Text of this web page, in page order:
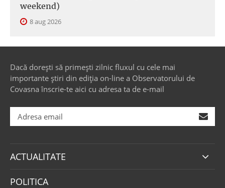
weekend)
8 aug 2026
Dacă dorești să primești zilnic fluxul cu cele mai
importante știri din ediția on-line a Observatorului de
Covasna înscrie-te aici cu adresa ta de e-mail
ACTUALITATE
POLITICA